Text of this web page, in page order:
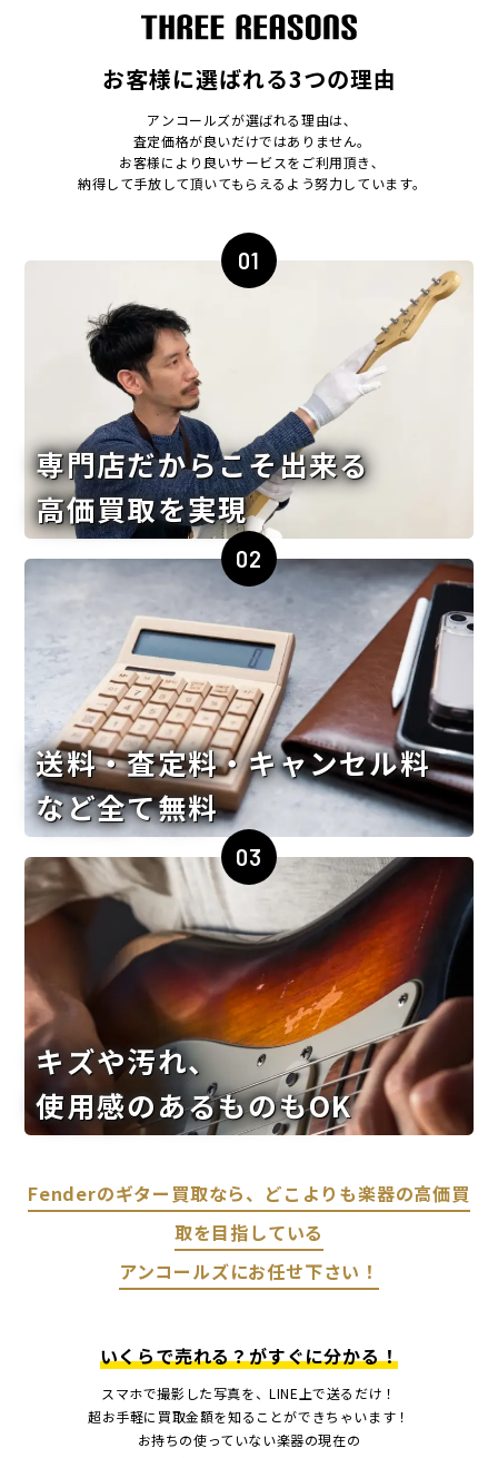
お客様に選ばれる3つの理由
アンコールズが選ばれる理由は､
査定価格が良いだけではありません｡
お客様により良いサービスをご利用頂き､
納得して手放して頂いてもらえるよう努力しています｡
01
専門店だからこそ出来る
高価買取を実現
02
送料・査定料・キャンセル料
など全て無料
03
キズや汚れ、
使用感のあるものもOK
Fenderのギター買取なら、どこよりも楽器の高価買
取を目指している
アンコールズにお任せ下さい！
いくらで売れる？がすぐに分かる！
スマホで撮影した写真を、LINE上で送るだけ！
超お手軽に買取金額を知ることができちゃいます！
お持ちの使っていない楽器の現在の